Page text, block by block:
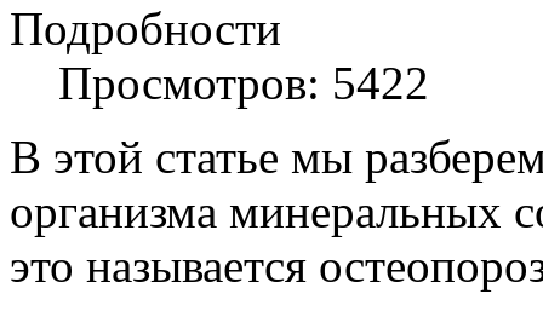
Подробности
Просмотров: 5422
В этой статье мы
организма минеральных
это называется